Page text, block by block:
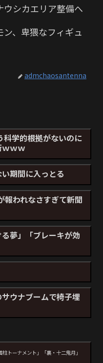
ウシカエリア整備へ
ン、卑猥なフィギュ
admchaosantenna
科学的根拠がないのに
ｗｗ
期間に入っとる
報われなさすぎて新聞
夢」「ブレーキが効
ウナブームで椅子埋
トーナメント」「裏・十二鬼月」